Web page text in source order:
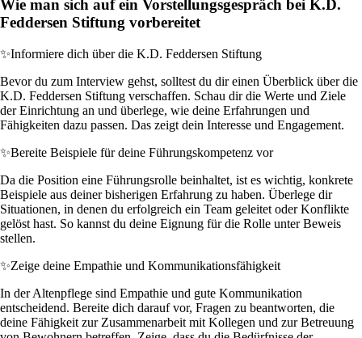
Wie man sich auf ein Vorstellungsgespräch bei K.D.
Feddersen Stiftung vorbereitet
✨Informiere dich über die K.D. Feddersen Stiftung
Bevor du zum Interview gehst, solltest du dir einen Überblick über die
K.D. Feddersen Stiftung verschaffen. Schau dir die Werte und Ziele
der Einrichtung an und überlege, wie deine Erfahrungen und
Fähigkeiten dazu passen. Das zeigt dein Interesse und Engagement.
✨Bereite Beispiele für deine Führungskompetenz vor
Da die Position eine Führungsrolle beinhaltet, ist es wichtig, konkrete
Beispiele aus deiner bisherigen Erfahrung zu haben. Überlege dir
Situationen, in denen du erfolgreich ein Team geleitet oder Konflikte
gelöst hast. So kannst du deine Eignung für die Rolle unter Beweis
stellen.
✨Zeige deine Empathie und Kommunikationsfähigkeit
In der Altenpflege sind Empathie und gute Kommunikation
entscheidend. Bereite dich darauf vor, Fragen zu beantworten, die
deine Fähigkeit zur Zusammenarbeit mit Kollegen und zur Betreuung